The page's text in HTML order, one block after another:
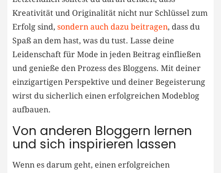
Kreativität und Originalität nicht nur Schlüssel⁤ zum
Erfolg​ sind, sondern auch dazu beitragen, dass ‍du
Spaß⁣ an dem hast, was du tust. Lasse deine
Leidenschaft‌ für ⁤Mode in jeden Beitrag einfließen⁤
und genieße den Prozess des ​Bloggens. Mit deiner⁣
einzigartigen Perspektive und deiner ‌Begeisterung
wirst du sicherlich einen erfolgreichen Modeblog
aufbauen.
Von anderen Bloggern lernen
und sich inspirieren lassen
Wenn es darum geht, einen ⁣erfolgreichen